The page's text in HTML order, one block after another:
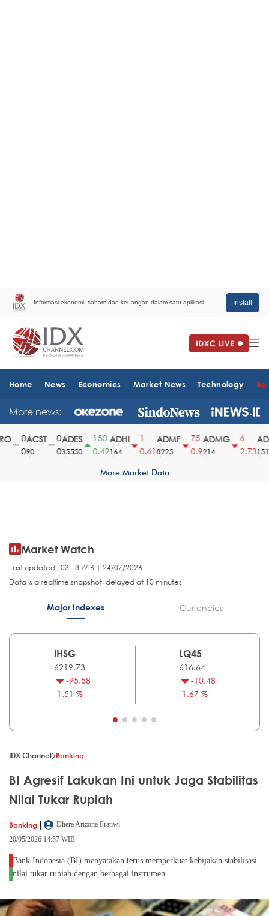
Informasi ekonomi, saham dan keuangan dalam satu aplikasi. Install
Home News Economics Market News Technology
More news:
ACST
90
ADES
35550
150
0.42
ADHI
164
0.61
ADMF
8225
75
0.9
ADMG
214
2.731510
More Market Data
Market Watch
Last updated : 03.18 WIB | 24/07/2026
Data is a realtime snapshot, delayed at 10 minutes
Major Indexes Currencies
IHSG
6219.73
-95.58
-1.51 %
LQ45
616.64
-10.48
-1.67 %
IDX Channel Banking
BI Agresif Lakukan Ini untuk Jaga Stabilitas
Nilai Tukar Rupiah
Banking |
Dhera Arizona Pratiwi
20/05/2026 14:57 WIB
Bank Indonesia (BI) menyatakan terus memperkuat kebijakan stabilisasi
nilai tukar rupiah dengan berbagai instrumen.